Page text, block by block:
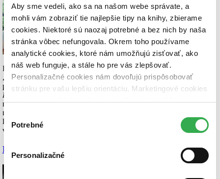
Aby sme vedeli, ako sa na našom webe správate, a
mohli vám zobraziť tie najlepšie tipy na knihy, zbierame
cookies. Niektoré sú naozaj potrebné a bez nich by naša
stránka vôbec nefungovala. Okrem toho používame
analytické cookies, ktoré nám umožňujú zisťovať, ako
náš web funguje, a stále ho pre vás zlepšovať.
Personalizačné cookies nám dovoľujú prispôsobovať
stránku pre vašu lepšiu orientáciu. Marketingové cookies
nám zas umožňujú zobrazenie relevantnej reklamy.
nám pomohlo, keby sme mohli používať všetky tieto
Výber
súhlasu
Potrebné
Personalizačné
Predĺžený víkend je krásny, romantický film od obľúbeného
„dojákového“ režiséraJasona Reitmana. V hlavných úlohách sa
predstavujú skveláKate WinsletsJoshom Brolinom.Adelea
Frank
sa stretnú za veľmi neobvyklých okolností a aj keď sa
nepoznajú, niečo ich k sebe priťahuje. Jedno nepredvídané a
nepredvídateľné víkendové stretnutie sa tak premení v novú nádej
lásky a nezabudnuteľný film. Nečudo, že bol označený za hlboký a
veľmi pôsobivý. (
Paul Greengrass – Kapitán Phillips